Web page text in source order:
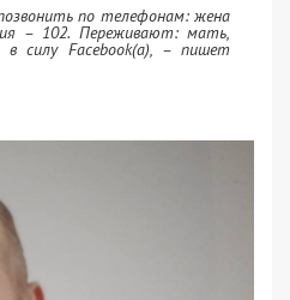
по телефонам: жена
– 102. Переживают: мать,
силу Facebook(а), – пишет